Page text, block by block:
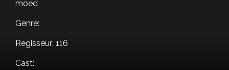
moed
Genre:
Regisseur: 116
Cast: